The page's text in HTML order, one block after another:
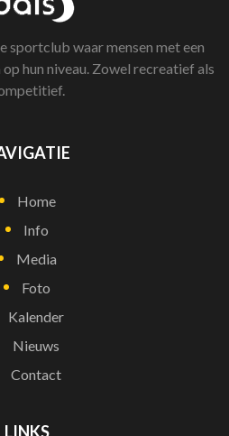
sportclub waar mensen met een
hun niveau. Zowel recreatief als
Home
Info
Media
Foto
Kalender
Nieuws
Contact
LINKS